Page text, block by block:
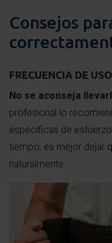
Consejos
FRECUENCIA DE
No se aconseja
profesional lo
específicas de
tiempo, es mejor dejar
naturalmente.